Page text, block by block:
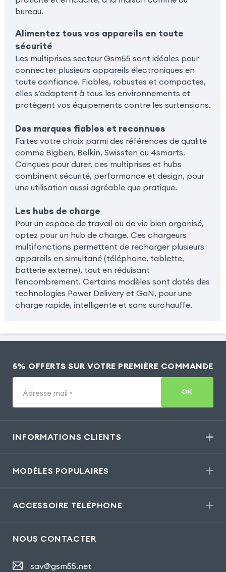
bureau.
Alimentez tous vos appareils en toute
sécurité
Les multiprises secteur Gsm55 sont idéales pour
connecter plusieurs appareils électroniques en
toute confiance. Fiables, robustes et compactes,
elles s’adaptent à tous les environnements et
protègent vos équipements contre les surtensions.
Des marques fiables et reconnues
Faites votre choix parmi des références de qualité
comme Bigben, Belkin, Swissten ou 4smarts.
Conçues pour durer, ces multiprises et hubs
combinent sécurité, performance et design, pour
une utilisation aussi agréable que pratique.
Les hubs de charge
Pour un espace de travail ou de vie bien organisé,
optez pour un hub de charge. Ces chargeurs
multifonctions permettent de recharger plusieurs
appareils en simultané (téléphone, tablette,
batterie externe), tout en réduisant
l’encombrement. Certains modèles sont dotés des
technologies Power Delivery et GaN, pour une
charge rapide, intelligente et sans surchauffe.
5% OFFERTS SUR VOTRE PREMIÈRE COMMANDE
Adresse mail * OK
INFORMATIONS CLIENTS
MODÈLES POPULAIRES
ACCESSOIRE TÉLÉPHONE
NOUS CONTACTER
sav@gsm55.net